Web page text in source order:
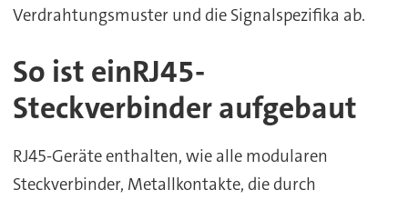
Verdrahtungsmuster und die Signalspezifika ab.
So ist einRJ45-
Steckverbinder aufgebaut
RJ45-Geräte enthalten, wie alle modularen
Steckverbinder, Metallkontakte, die durch